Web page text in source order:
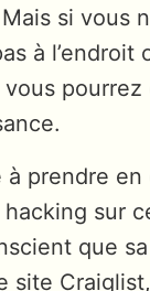
si vous
à l’endroit
pourrez
à prendre
sur
que
site Craiglist,